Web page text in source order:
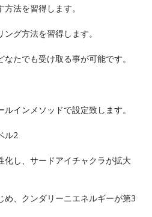
法を習得します。
グ方法を習得します。
たでも受け取る事が可能です。
インメソッドで設定致します。
ル2
化し、サードアイチャクラが拡大
め、クンダリーニエネルギーが第3